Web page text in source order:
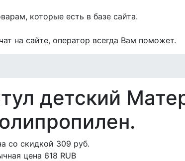
которые есть в базе сайта.
на сайте, оператор всегда Вам поможет.
детский
со скидкой 309 руб.
цена 618 RUB